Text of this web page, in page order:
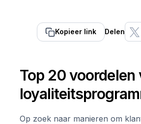
Kopieer link Delen
Top 20 voordelen
Op zoek naar manieren om